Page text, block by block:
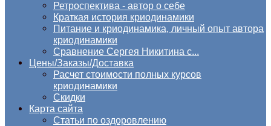
Ретроспектива - автор о себе
Краткая история криодинамики
Питание и криодинамика, личный опыт автора
криодинамики
Сравнение Сергея Никитина с...
Цены/Заказы/Доставка
Расчет стоимости полных курсов
криодинамики
Скидки
Карта сайта
Статьи по оздоровлению